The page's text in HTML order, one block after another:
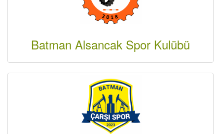
Batman Alsancak Spor Kulübü